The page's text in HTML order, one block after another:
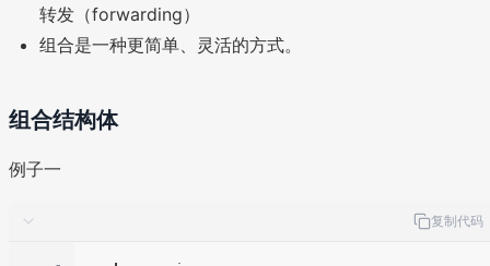
转发（forwarding）
组合是一种更简单、灵活的方式。
组合结构体
例子一
复制代码